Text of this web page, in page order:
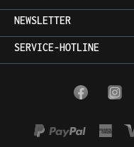
NEWSLETTER
SERVICE-HOTLINE